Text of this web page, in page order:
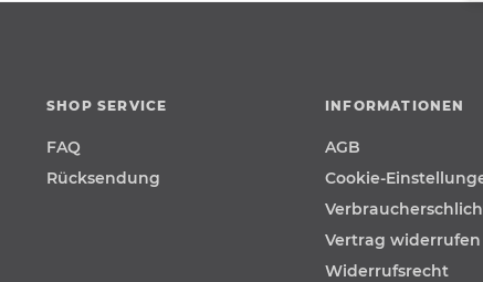
SHOP SERVICE
FAQ
Rücksendung
INFORMATIONEN
AGB
Cookie-
Vertrag widerrufen
Widerrufsrecht